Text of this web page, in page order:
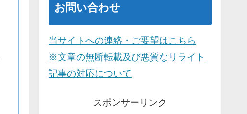
お問い合わせ
当サイトへの連絡・ご要望はこちら
※文章の無断転載及び悪質なリライト
記事の対応について
スポンサーリンク